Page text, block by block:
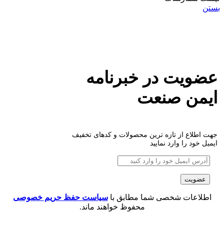
بستن
عضویت در خبرنامه
ایمن صنعت
جهت اطلاع از تازه ترین محصولات و کدهای تخفیف
ایمیل خود را وارد نمایید
اطلاعات شخصی شما مطابق باسیاست حفظ حریم خصوصی
محفوظ خواهند ماند.